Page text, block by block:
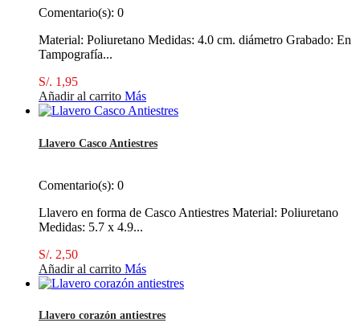
Comentario(s): 0
Material: Poliuretano Medidas: 4.0 cm. diámetro Grabado: En
Tampografía...
S/. 1,95
Añadir al carrito Más
Llavero Casco Antiestres
Comentario(s): 0
Llavero en forma de Casco Antiestres Material: Poliuretano
Medidas: 5.7 x 4.9...
S/. 2,50
Añadir al carrito Más
Llavero corazón antiestres